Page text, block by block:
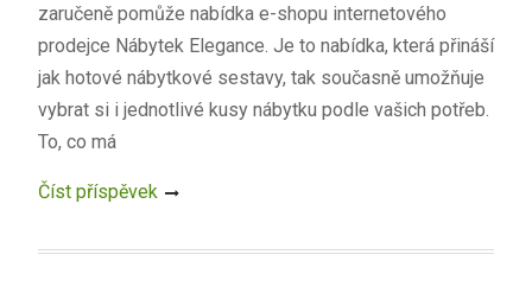
zaručeně pomůže nabídka e-shopu internetového
prodejce Nábytek Elegance. Je to nabídka, která přináší
jak hotové nábytkové sestavy, tak současně umožňuje
vybrat si i jednotlivé kusy nábytku podle vašich potřeb.
To, co má
Číst příspěvek